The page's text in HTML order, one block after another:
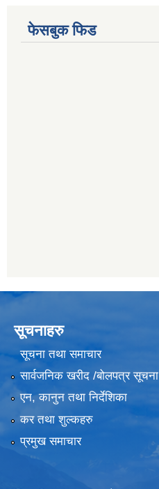
फेसबुक फिड
सूचनाहरु
सूचना तथा समाचार
सार्वजनिक खरीद /बोलपत्र सूचना
एन, कानुन तथा निर्देशिका
कर तथा शुल्कहरु
प्रमुख समाचार